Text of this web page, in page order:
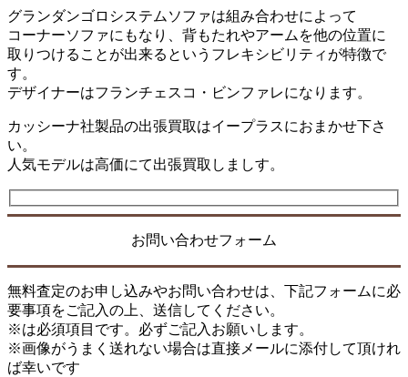
グランダンゴロシステムソファは組み合わせによって
コーナーソファにもなり、背もたれやアームを他の位置に
取りつけることが出来るというフレキシビリティが特徴で
す。
デザイナーはフランチェスコ・ビンファレになります。
カッシーナ社製品の出張買取はイープラスにおまかせ下さ
い。
人気モデルは高価にて出張買取しましす。
お問い合わせフォーム
無料査定のお申し込みやお問い合わせは、下記フォームに必
要事項をご記入の上、送信してください。
※は必須項目です。必ずご記入お願いします。
※画像がうまく送れない場合は直接メールに添付して頂けれ
ば幸いです